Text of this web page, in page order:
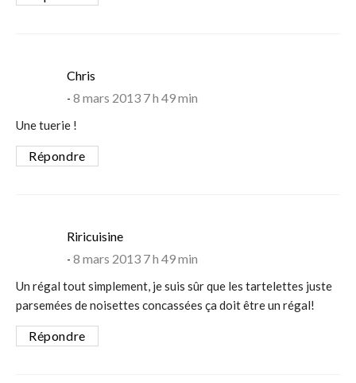
Chris
8 mars 2013 7 h 49 min
Une tuerie !
Répondre
Riricuisinesays:
8 mars 2013 7 h 49 min
Un régal tout simplement, je suis sûr que les tartelettes juste
parsemées de noisettes concassées ça doit être un régal!
Répondre